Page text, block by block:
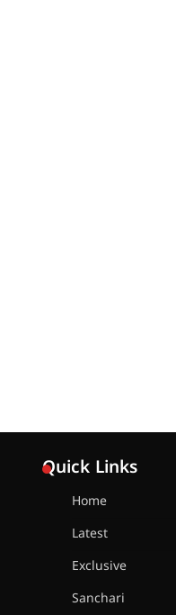
Quick Links
Home
Latest
Exclusive
Sanchari